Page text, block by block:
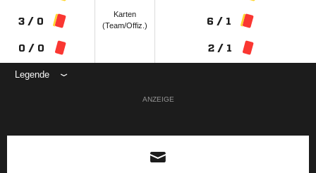
3 / 0
0 / 0
Karten
(Team/Offiz.)
6 / 1
2 / 1
Legende
ANZEIGE